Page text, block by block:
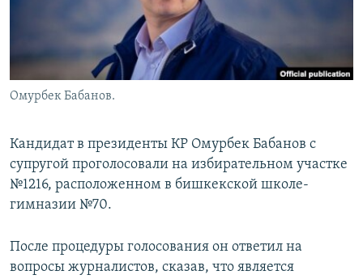
Омурбек Бабанов.
Кандидат в президенты КР Омурбек Бабанов с
супругой проголосовали на избирательном участке
№1216, расположенном в бишкекской школе-
гимназии №70.
После процедуры голосования он ответил на
вопросы журналистов, сказав, что является